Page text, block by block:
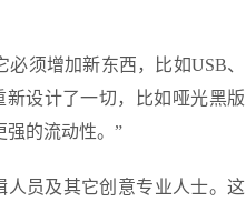
必须增加新东西，比如USB、
新设计了一切，比如哑光黑版
强的流动性。”
人员及其它创意专业人士。这